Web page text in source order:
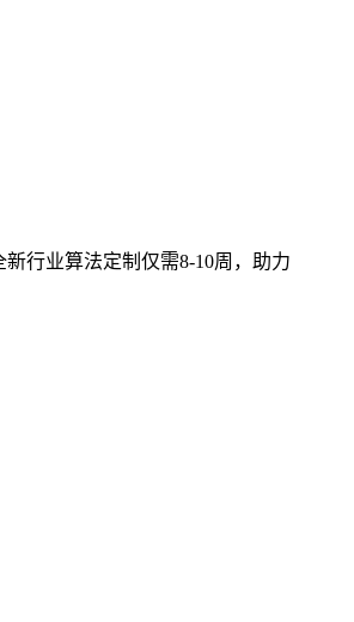
行业算法定制仅需8-10周，助力